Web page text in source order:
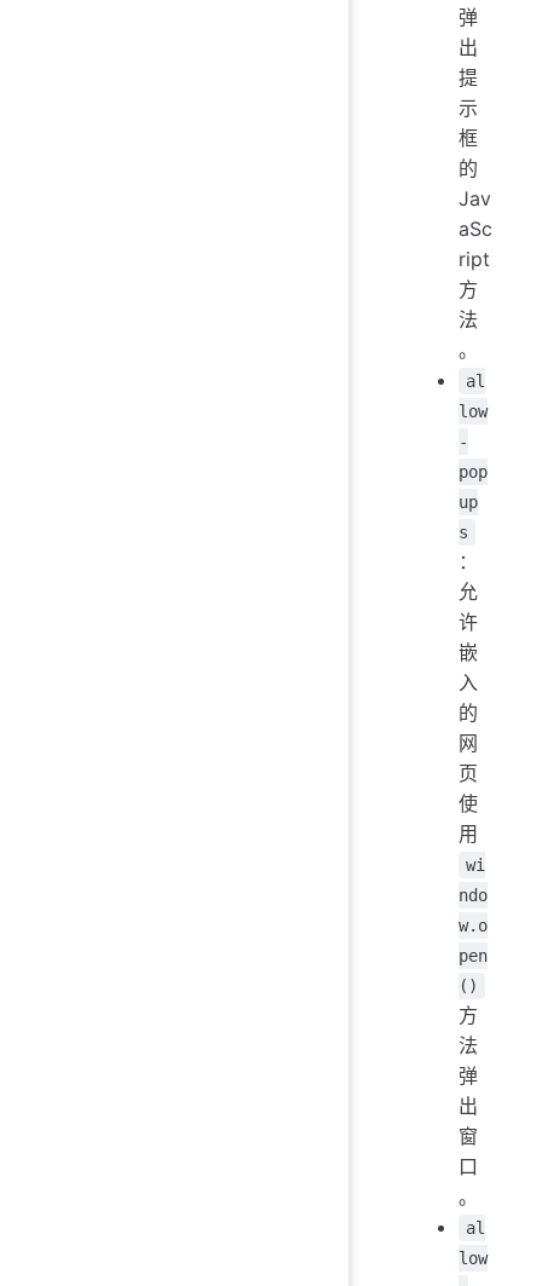
弹
出
提
示
框
的
Jav
aSc
ript
方
法
。
al
low
-
pop
up
s
：
允
许
嵌
入
的
网
页
使
用
wi
ndo
w.o
pen
()
方
法
弹
出
窗
口
。
al
low